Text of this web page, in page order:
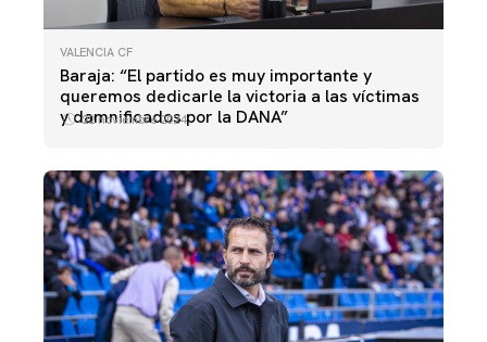
VALENCIA CF
Baraja: “El partido es muy importante y
queremos dedicarle la victoria a las víctimas
y damnificados por la DANA”
22 noviembre 2024